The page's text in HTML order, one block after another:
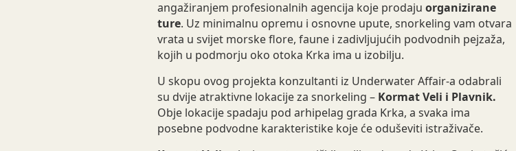
angažiranjem profesionalnih agencija koje prodaju organizirane
ture. Uz minimalnu opremu i osnovne upute, snorkeling vam otvara
vrata u svijet morske flore, faune i zadivljujućih podvodnih pejzaža,
kojih u podmorju oko otoka Krka ima u izobilju.
U skopu ovog projekta konzultanti iz Underwater Affair-a odabrali
su dvije atraktivne lokacije za snorkeling – Kormat Veli i Plavnik.
Obje lokacije spadaju pod arhipelag grada Krka, a svaka ima
posebne podvodne karakteristike koje će oduševiti istraživače.